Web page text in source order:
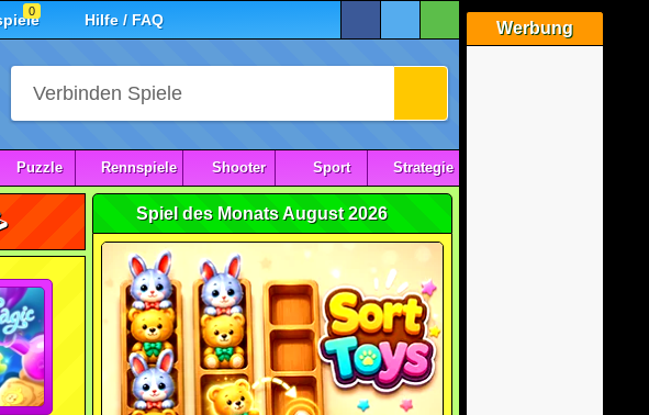
Werbung
0 Hilfe / FAQ
Puzzle Rennspiele Shooter Sport Strategie
Spiel des Monats August 2026